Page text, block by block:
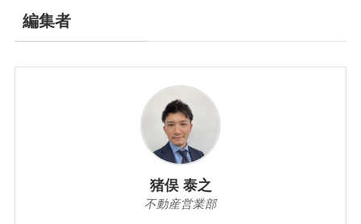
編集者
猪俣 泰之
不動産営業部